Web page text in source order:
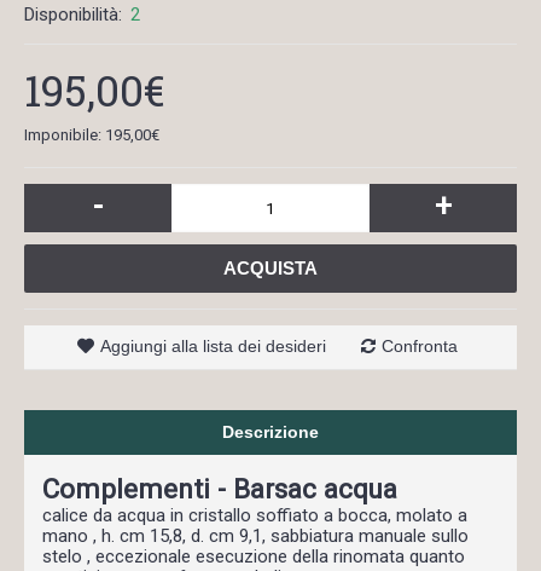
Disponibilità: 2
195,00€
Imponibile: 195,00€
- +
ACQUISTA
Aggiungi alla lista dei desideri Confronta
Descrizione
Complementi - Barsac acqua
calice da acqua in cristallo soffiato a bocca, molato a
mano , h. cm 15,8, d. cm 9,1, sabbiatura manuale sullo
stelo , eccezionale esecuzione della rinomata quanto